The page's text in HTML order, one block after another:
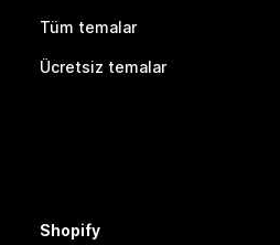
Tüm temalar
Ücretsiz temalar
Shopify